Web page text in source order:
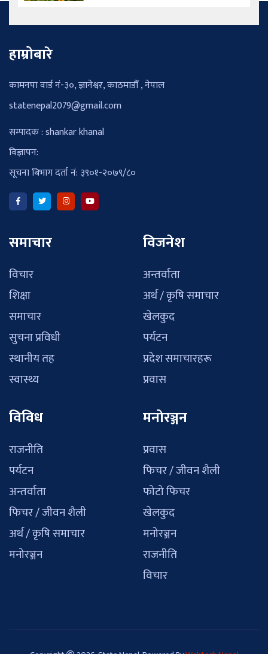
हाम्रोबारे
कामनपा वार्ड नं-३०, ज्ञानेश्वर, काठमाडौँ , नेपाल
statenepal2079@gmail.com
सम्पादक : shankar khanal
विज्ञापन:
सूचना बिभाग दर्ता नं: ३९०१-२०७९/८०
समाचार
विचार
शिक्षा
समाचार
सुचना प्रविधी
स्थानीय तह
स्वास्थ्य
विजनेश
अन्तर्वाता
अर्थ / कृषि समाचार
खेलकुद
पर्यटन
प्रदेश समाचारहरू
प्रवास
विविध
राजनीति
पर्यटन
अन्तर्वाता
फिचर / जीवन शैली
अर्थ / कृषि समाचार
मनोरञ्जन
मनोरञ्जन
प्रवास
फिचर / जीवन शैली
फोटो फिचर
खेलकुद
मनोरञ्जन
राजनीति
विचार